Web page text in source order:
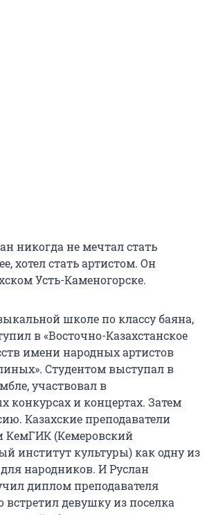
никогда не мечтал стать
хотел стать артистом. Он
Усть-Каменогорске.
школе по классу баяна,
в «Восточно-Казахстанское
имени народных артистов
Студентом выступал в
участвовал в
конкурсах и концертах. Затем
Казахские преподаватели
КемГИК (Кемеровский
институт культуры) как одну из
народников. И Руслан
диплом преподавателя
встретил девушку из поселка